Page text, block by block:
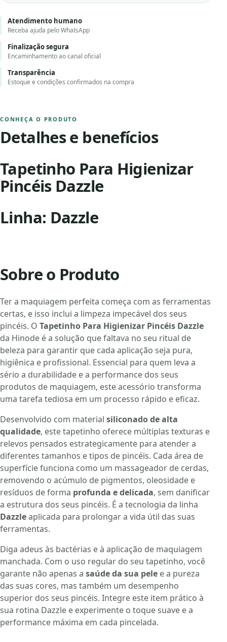
Atendimento humano
Receba ajuda pelo WhatsApp
Finalização segura
Encaminhamento ao canal oficial
Transparência
Estoque e condições confirmados na compra
CONHEÇA O PRODUTO
Detalhes e benefícios
Tapetinho Para Higienizar
Pincéis Dazzle
Linha: Dazzle
Sobre o Produto
Ter a maquiagem perfeita começa com as ferramentas
certas, e isso inclui a limpeza impecável dos seus
pincéis. O Tapetinho Para Higienizar Pincéis Dazzle
da Hinode é a solução que faltava no seu ritual de
beleza para garantir que cada aplicação seja pura,
higiênica e profissional. Essencial para quem leva a
sério a durabilidade e a performance dos seus
produtos de maquiagem, este acessório transforma
uma tarefa tediosa em um processo rápido e eficaz.
Desenvolvido com material siliconado de alta
qualidade, este tapetinho oferece múltiplas texturas e
relevos pensados estrategicamente para atender a
diferentes tamanhos e tipos de pincéis. Cada área de
superfície funciona como um massageador de cerdas,
removendo o acúmulo de pigmentos, oleosidade e
resíduos de forma profunda e delicada, sem danificar
a estrutura dos seus pincéis. É a tecnologia da linha
Dazzleaplicada para prolongar a vida útil das suas
ferramentas.
Diga adeus às bactérias e à aplicação de maquiagem
manchada. Com o uso regular do seu tapetinho, você
garante não apenas a saúde da sua pele e a pureza
das suas cores, mas também um desempenho
superior dos seus pincéis. Integre este item prático à
sua rotina Dazzle e experimente o toque suave e a
performance máxima em cada pincelada.